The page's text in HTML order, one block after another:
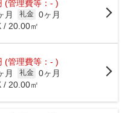
(管理費等：- )
月 礼金 0ヶ月
/ 20.00㎡
(管理費等：- )
月 礼金 0ヶ月
/ 20.00㎡